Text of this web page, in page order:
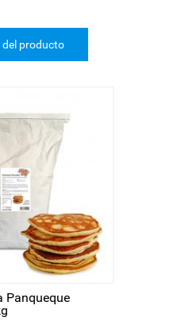
del producto
Panqueque